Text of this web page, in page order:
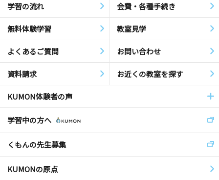
学習の流れ 会費・各種手続き
無料体験学習 教室見学
よくあるご質問 お問い合わせ
資料請求 お近くの教室を探す
KUMON体験者の声
学習中の方へ
くもんの先生募集
KUMONの原点